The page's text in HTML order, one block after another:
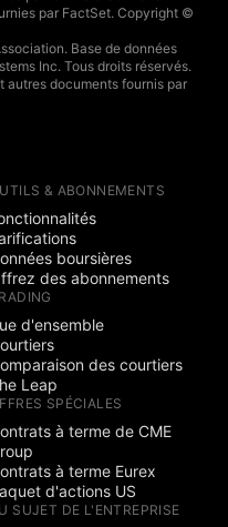
par FactSet. Copyright ©
Base de données
Inc. Tous droits réservés.
autres documents fournis par
& ABONNEMENTS
boursières
des abonnements
d'ensemble
des courtiers
Leap
SPÉCIALES
à terme de CME
à terme Eurex
d'actions US
SUJET DE L'ENTREPRISE